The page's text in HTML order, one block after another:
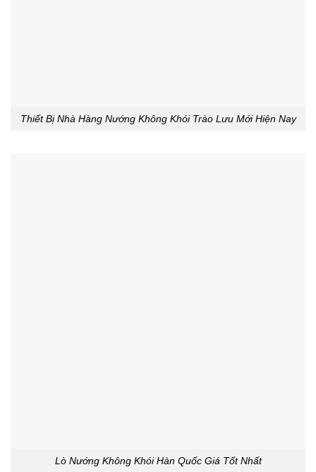
Thiết Bị Nhà Hàng Nướng Không Khói Trào Lưu Mới Hiện Nay
Lò Nướng Không Khói Hàn Quốc Giá Tốt Nhất